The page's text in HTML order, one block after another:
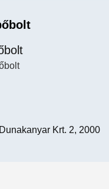
Krt. 2, 2000